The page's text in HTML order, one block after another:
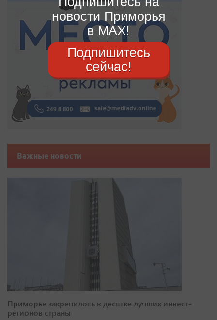
Важные новости
Приморье закрепилось в десятке лучших инвест-
регионов страны
новости Приморья
в MAX!
Подпишитесь
сейчас!